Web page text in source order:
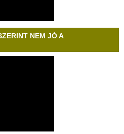
NEM JÓ A